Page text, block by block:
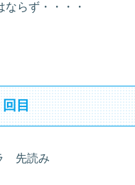
ならず・・・・
回目
先読み